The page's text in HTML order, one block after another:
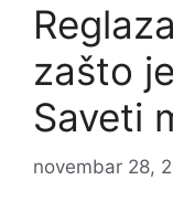
zašto
Saveti
novembar 28,